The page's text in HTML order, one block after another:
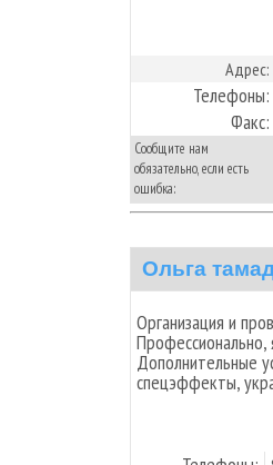
Адрес:
Телефоны:
Факс:
Сообщите нам
обязательно, если есть
ошибка:
Ольга
Организация и
Профессионально,
Дополнительные
спецэффекты,